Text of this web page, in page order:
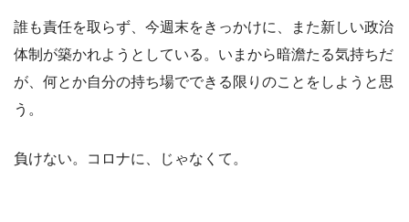
誰も責任を取らず、今週末をきっかけに、また新しい政治
体制が築かれようとしている。いまから暗澹たる気持ちだ
が、何とか自分の持ち場でできる限りのことをしようと思
う。
負けない。コロナに、じゃなくて。